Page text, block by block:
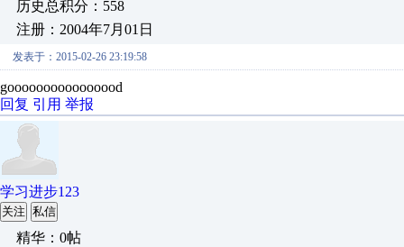
历史总积分：558
注册：2004年7月01日
发表于：2015-02-26 23:19:58
goooooooooooooood
回复 引用 举报
学习进步123
关注 私信
精华：0帖